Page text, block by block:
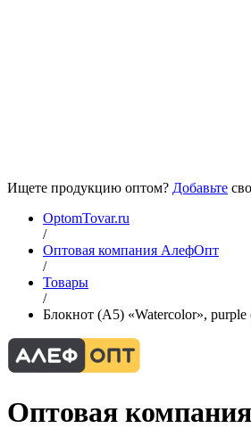
Ищете продукцию оптом? Добавьте
OptomTovar.ru
/
Оптовая компания АлефОпт
/
Товары
/
Блокнот (A5) «Watercolor»,
Оптовая